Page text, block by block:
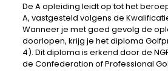
De A opleiding leidt op tot het
A, vastgesteld volgens de
Wanneer je met goed gevolg de
doorlopen, krijg je het diploma
4). Dit diploma is erkend door de
de Confederation of Professional